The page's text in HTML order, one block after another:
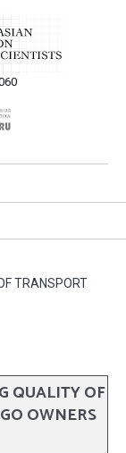
—
в
статей в
TRANSPORT
QUALITY OF
OWNERS